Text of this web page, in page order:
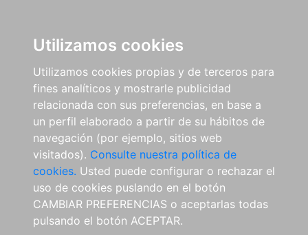
Utilizamos cookies
Utilizamos cookies propias y de terceros para
fines analíticos y mostrarle publicidad
relacionada con sus preferencias, en base a
un perfil elaborado a partir de su hábitos de
navegación (por ejemplo, sitios web
visitados). Consulte nuestra política de
cookies. Usted puede configurar o rechazar el
uso de cookies puslando en el botón
CAMBIAR PREFERENCIAS o aceptarlas todas
pulsando el botón ACEPTAR.